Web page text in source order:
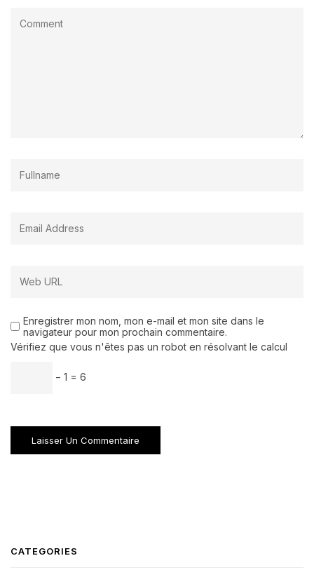
Enregistrer mon nom, mon e-mail et mon site dans le
navigateur pour mon prochain commentaire.
Vérifiez que vous n'êtes pas un robot en résolvant le calcul
− 1 = 6
CATEGORIES